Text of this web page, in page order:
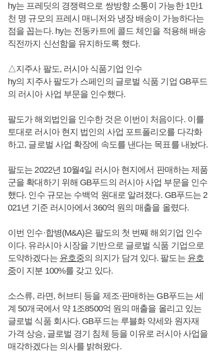
hy는 프레딧의 경쟁력으로 쌍방향 소통이 가능한 1만1
천 명 규모의 프레시 매니저와 냉장 배송이 가능하다는
점을 꼽는다. hy는 전동카트에 콜드 체인을 적용해 배송
직전까지 신선함을 유지하도록 했다.
△지주사 팔도, 러시아 식품기업 인수
hy의 지주사 팔도가 스페인의 글로벌 식품 기업 GB푸드
의 러시아 사업 부문을 인수했다.
팔도가 해외법인을 인수한 것은 이번이 처음이다. 이를
토대로 러시아 현지 법인의 사업 포트폴리오를 다각화
하고, 글로벌 사업 확장에 속도를 낸다는 목표를 내놨다.
팔도는 2022년 10월4일 러시아 현지에서 판매하는 제품
군을 확대하기 위해 GB푸드의 러시아 사업 부문을 인수
했다. 인수 규모는 수백억 원대로 알려졌다. GB푸드는 2
021년 기준 러시아에서 360억 원의 매출을 올렸다.
이번 인수·합병(M&A)은 팔도의 첫 번째 해외기업 인수
이다. 유라시아 시장을 기반으로 글로벌 식품 기업으로
도약하겠다는 윤호중의 의지가 담겨 있다. 팔도는 윤호
중이 지분 100%를 갖고 있다.
소스류, 라면, 허브티 등을 제조·판매하는 GB푸드는 세
계 50개국에서 약 1조8500억 원의 매출을 올리고 있는
글로벌 식품 회사다. GB푸드는 루블화 약세와 원자재
가격 상승, 글로벌 경기 침체 등을 이유로 러시아 사업을
매각하겠다는 의사를 밝혀왔다.